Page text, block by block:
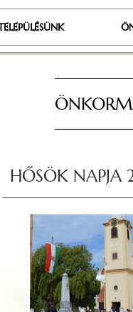
HŐSÖK NAPJA